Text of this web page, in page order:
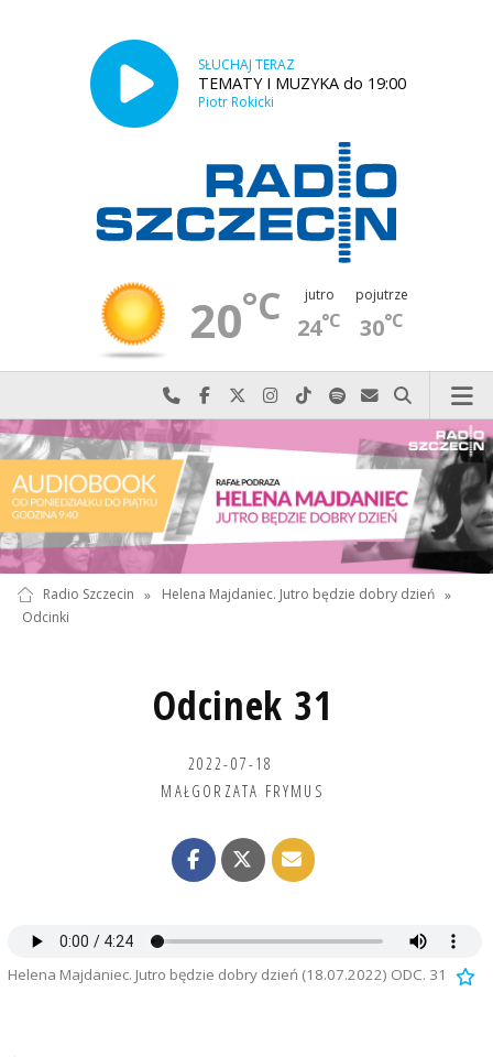
SŁUCHAJ TERAZ
TEMATY I MUZYKA do 19:00
Piotr Rokicki
20°C jutro
24°C
pojutrze
30°C
Najlepiej po prostu do nas zadzwoń
Odwiedź nas na Facebook-u
Odwiedź nas na X
Odwiedź nas na Instagram-ie
Odwiedź nas na TikTok-u
Szukaj nas na Spotify
Wyślij do nas
Szukaj
Radio Szczecin » Helena Majdaniec. Jutro będzie dobry dzień »
Odcinki
Odcinek 31
2022-07-18
MAŁGORZATA FRYMUS
Helena Majdaniec. Jutro będzie dobry dzień (18.07.2022) ODC. 31